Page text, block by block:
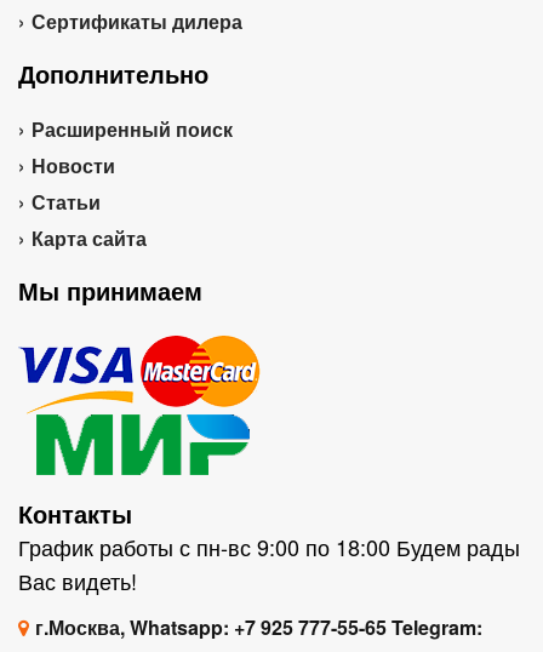
Сертификаты дилера
Дополнительно
Расширенный поиск
Новости
Статьи
Карта сайта
Мы принимаем
Контакты
График работы с пн-вс 9:00 по 18:00 Будем рады
Вас видеть!
г.Москва, Whatsapp: +7 925 777-55-65 Telegram: